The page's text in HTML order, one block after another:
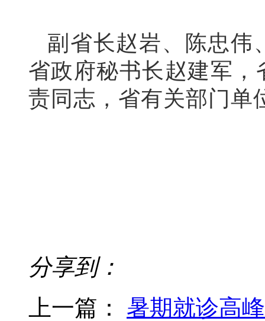
副省长赵岩、陈忠伟
省政府秘书长赵建军
责同志，省有关部门单
分享到：
上一篇： 暑期就诊高